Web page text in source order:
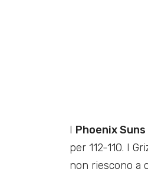
I Phoenix
per 112-110. I
non riescono a